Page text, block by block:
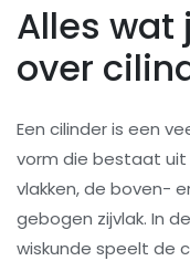
Alles wat
over
Een cilinder is een
vorm die bestaat uit
vlakken, de boven-
gebogen zijvlak. In
wiskunde speelt de